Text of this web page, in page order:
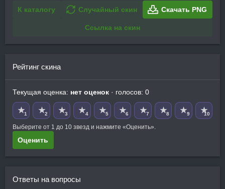
К каталогу Случайный скин Скачать PNG
Ссылка на скин
Рейтинг скина
Текущая оценка: нет оценок · голосов: 0
★1 ★2 ★3 ★4 ★5 ★6 ★7 ★8 ★9 ★10
Выберите от 1 до 10 звезд и нажмите «Оценить».
Оценить
Ответы на вопросы